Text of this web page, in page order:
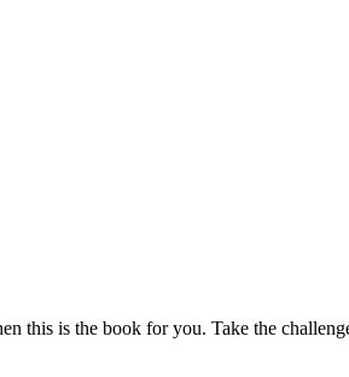
this is the book for you. Take the